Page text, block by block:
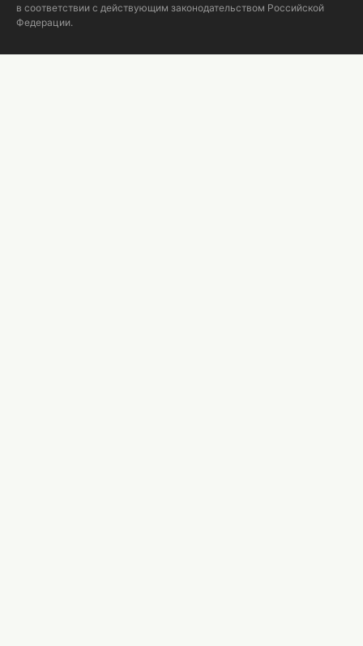
в соответствии с действующим законодательством Российской
Федерации.